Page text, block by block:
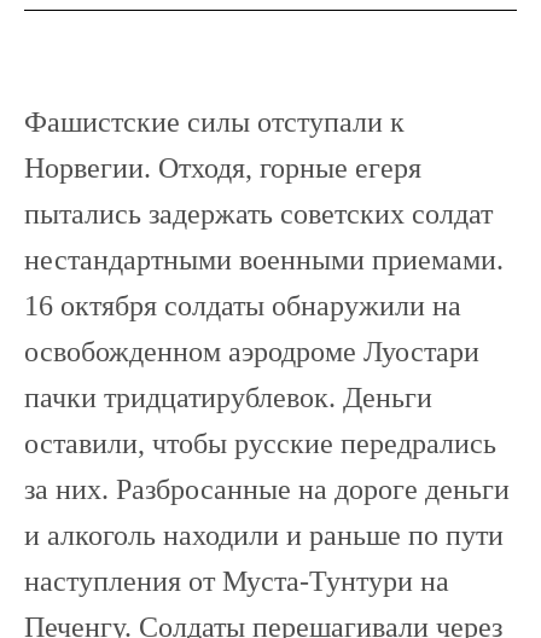
Фашистские силы отступали к
Норвегии. Отходя, горные егеря
пытались задержать советских солдат
нестандартными военными приемами.
16 октября солдаты обнаружили на
освобожденном аэродроме Луостари
пачки тридцатирублевок. Деньги
оставили, чтобы русские передрались
за них. Разбросанные на дороге деньги
и алкоголь находили и раньше по пути
наступления от Муста-Тунтури на
Печенгу. Солдаты перешагивали через